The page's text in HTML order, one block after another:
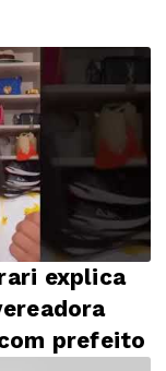
explica
prefeito